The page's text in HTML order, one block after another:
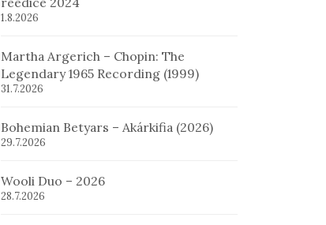
1.8.2026
Martha Argerich – Chopin: The
Legendary 1965 Recording (1999)
31.7.2026
Bohemian Betyars – Akárkifia (2026)
29.7.2026
Wooli Duo – 2026
28.7.2026